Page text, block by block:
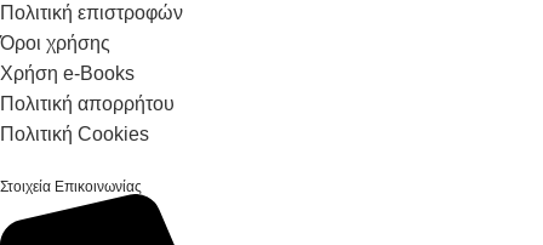
Πολιτική επιστροφών
Όροι χρήσης
Χρήση e-Books
Πολιτική απορρήτου
Πολιτική Cookies
Στοιχεία Επικοινωνίας